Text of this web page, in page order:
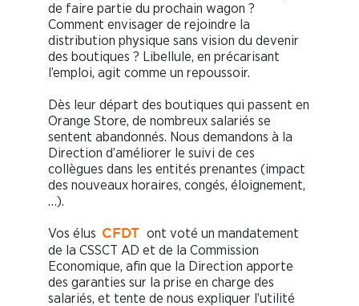
de faire partie du prochain wagon ?
Comment envisager de rejoindre la
distribution physique sans vision du devenir
des boutiques ? Libellule, en précarisant
l’emploi, agit comme un repoussoir.
Dès leur départ des boutiques qui passent en
Orange Store, de nombreux salariés se
sentent abandonnés. Nous demandons à la
Direction d’améliorer le suivi de ces
collègues dans les entités prenantes (impact
des nouveaux horaires, congés, éloignement,
…).
Vos élus CFDT
ont voté un mandatement
de la CSSCT AD et de la Commission
Economique, afin que la Direction apporte
des garanties sur la prise en charge des
salariés, et tente de nous expliquer l’utilité